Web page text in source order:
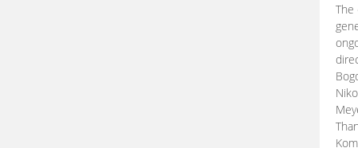
The